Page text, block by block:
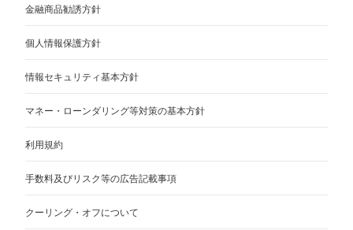
金融商品勧誘方針
個人情報保護方針
情報セキュリティ基本方針
マネー・ローンダリング等対策の基本方針
利用規約
手数料及びリスク等の広告記載事項
クーリング・オフについて